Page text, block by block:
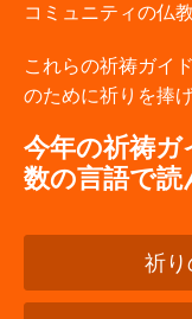
コミュニティの仏
これらの祈祷ガイ
のために祈りを捧
今年の祈祷
数の言語で
祈り